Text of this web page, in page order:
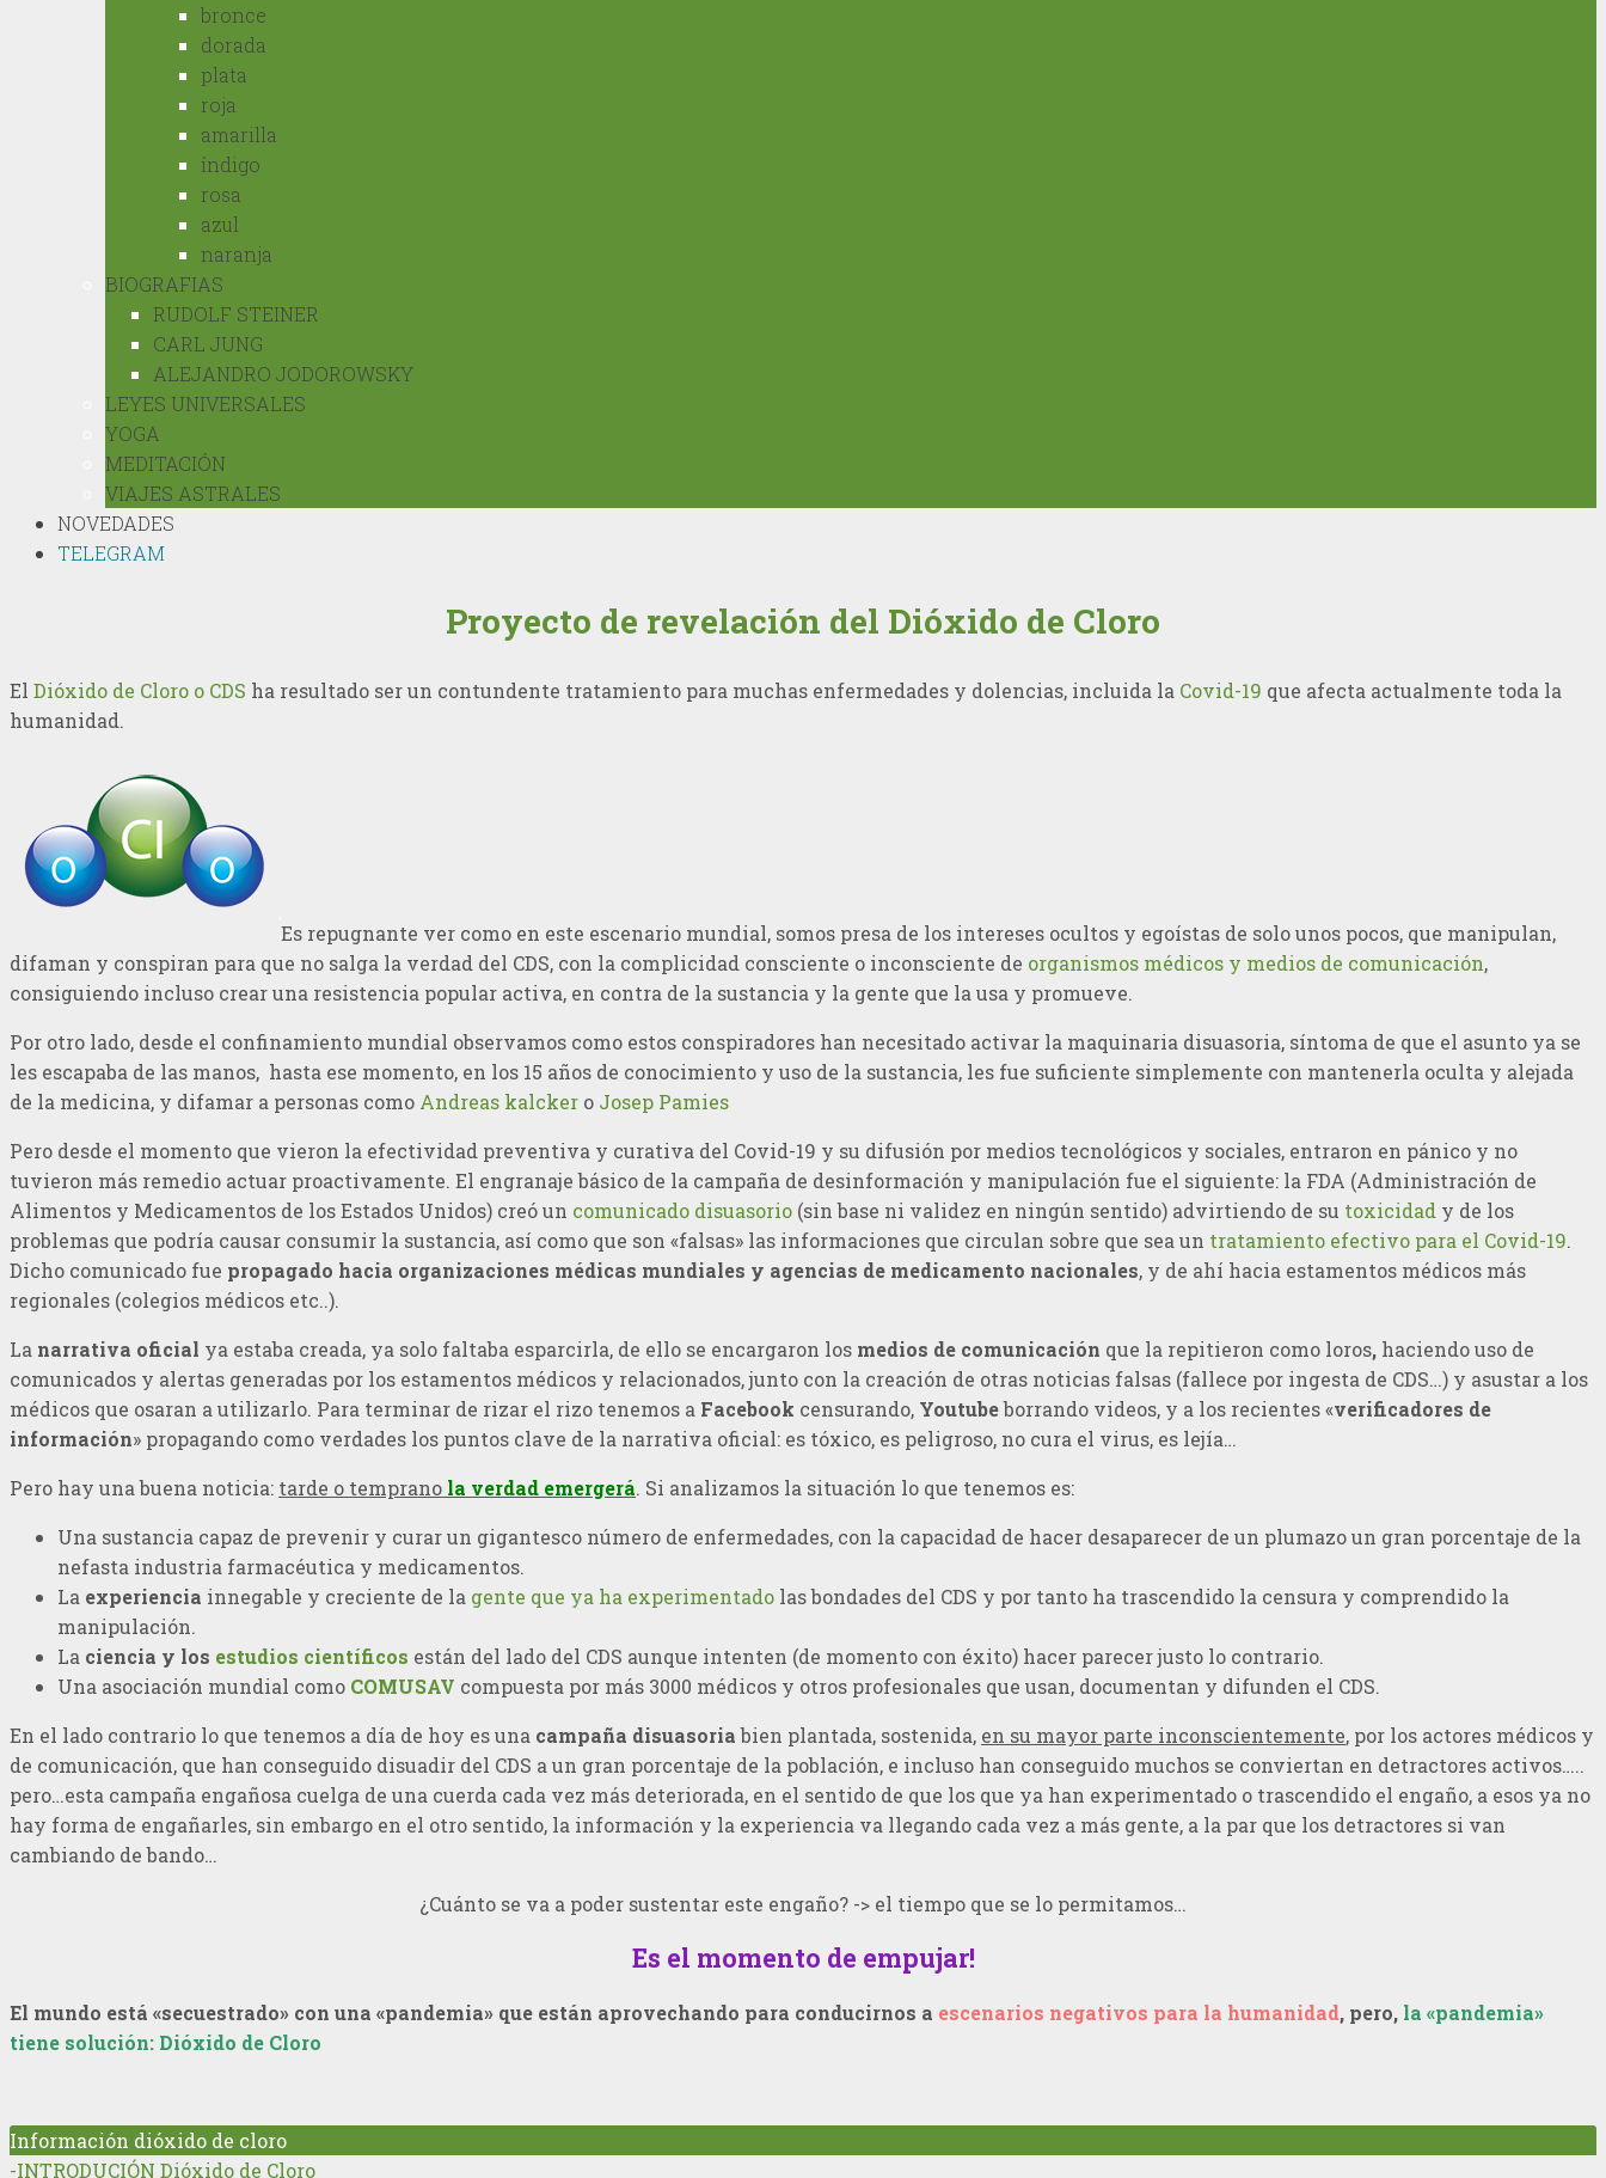
bronce
dorada
plata
roja
amarilla
índigo
rosa
azul
naranja
BIOGRAFIAS
RUDOLF STEINER
CARL JUNG
ALEJANDRO JODOROWSKY
LEYES UNIVERSALES
YOGA
MEDITACIÓN
VIAJES ASTRALES
NOVEDADES
TELEGRAM
Proyecto de revelación del Dióxido de Cloro
El Dióxido de Cloro o CDS ha resultado ser un contundente tratamiento para muchas enfermedades y dolencias, incluida la Covid-19 que afecta actualmente toda la
humanidad.
Es repugnante ver como en este escenario mundial, somos presa de los intereses ocultos y egoístas de solo unos pocos, que manipulan,
difaman y conspiran para que no salga la verdad del CDS, con la complicidad consciente o inconsciente de organismos médicos y medios de comunicación,
consiguiendo incluso crear una resistencia popular activa, en contra de la sustancia y la gente que la usa y promueve.
Por otro lado, desde el confinamiento mundial observamos como estos conspiradores han necesitado activar la maquinaria disuasoria, síntoma de que el asunto ya se
les escapaba de las manos, hasta ese momento, en los 15 años de conocimiento y uso de la sustancia, les fue suficiente simplemente con mantenerla oculta y alejada
de la medicina, y difamar a personas como Andreas kalcker o Josep Pamies
Pero desde el momento que vieron la efectividad preventiva y curativa del Covid-19 y su difusión por medios tecnológicos y sociales, entraron en pánico y no
tuvieron más remedio actuar proactivamente. El engranaje básico de la campaña de desinformación y manipulación fue el siguiente: la FDA (Administración de
Alimentos y Medicamentos de los Estados Unidos) creó un comunicado disuasorio (sin base ni validez en ningún sentido) advirtiendo de su toxicidad y de los
problemas que podría causar consumir la sustancia, así como que son «falsas» las informaciones que circulan sobre que sea un tratamiento efectivo para el Covid-19.
Dicho comunicado fue propagado hacia organizaciones médicas mundiales y agencias de medicamento nacionales, y de ahí hacia estamentos médicos más
regionales (colegios médicos etc..).
La narrativa oficial ya estaba creada, ya solo faltaba esparcirla, de ello se encargaron los medios de comunicación que la repitieron como loros, haciendo uso de
comunicados y alertas generadas por los estamentos médicos y relacionados, junto con la creación de otras noticias falsas (fallece por ingesta de CDS…) y asustar a los
médicos que osaran a utilizarlo. Para terminar de rizar el rizo tenemos a Facebook censurando, Youtubeborrando videos, y a los recientes «verificadores de
información» propagando como verdades los puntos clave de la narrativa oficial: es tóxico, es peligroso, no cura el virus, es lejía…
Pero hay una buena noticia: tarde o temprano la verdad emergerá. Si analizamos la situación lo que tenemos es:
Una sustancia capaz de prevenir y curar un gigantesco número de enfermedades, con la capacidad de hacer desaparecer de un plumazo un gran porcentaje de la
nefasta industria farmacéutica y medicamentos.
La experiencia innegable y creciente de la gente que ya ha experimentado las bondades del CDS y por tanto ha trascendido la censura y comprendido la
manipulación.
La ciencia y los estudios científicos están del lado del CDS aunque intenten (de momento con éxito) hacer parecer justo lo contrario.
Una asociación mundial como COMUSAV compuesta por más 3000 médicos y otros profesionales que usan, documentan y difunden el CDS.
En el lado contrario lo que tenemos a día de hoy es una campaña disuasoriabien plantada, sostenida, en su mayor parte inconscientemente, por los actores médicos y
de comunicación, que han conseguido disuadir del CDS a un gran porcentaje de la población, e incluso han conseguido muchos se conviertan en detractores activos…..
pero…esta campaña engañosa cuelga de una cuerda cada vez más deteriorada, en el sentido de que los que ya han experimentado o trascendido el engaño, a esos ya no
hay forma de engañarles, sin embargo en el otro sentido, la información y la experiencia va llegando cada vez a más gente, a la par que los detractores si van
cambiando de bando…
¿Cuánto se va a poder sustentar este engaño? -> el tiempo que se lo permitamos…
Es el momento de empujar!
El mundo está «secuestrado» con una «pandemia» que están aprovechando para conducirnos a escenarios negativos para la humanidad, pero, la «pandemia»
tiene solución: Dióxido de Cloro
Información dióxido de cloro
-INTRODUCIÓN Dióxido de Cloro